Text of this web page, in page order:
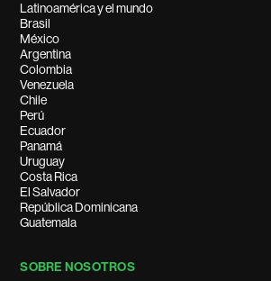
Latinoamérica y el mundo
Brasil
México
Argentina
Colombia
Venezuela
Chile
Perú
Ecuador
Panamá
Uruguay
Costa Rica
El Salvador
República Dominicana
Guatemala
SOBRE NOSOTROS